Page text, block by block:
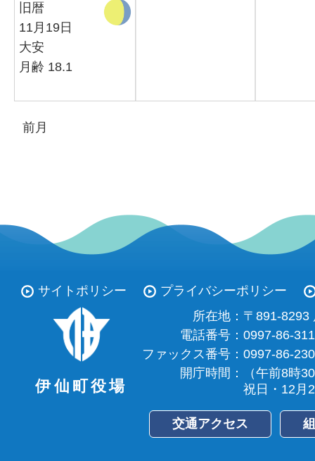
旧暦
11月19日
大安
月齢 18.1
前月
サイトポリシー プライバシーポリシー
伊仙町役場
所在地： 〒891-8293
電話番号： 0997-86-
ファックス番号： 0997-86-
開庁時間：
（午前8時
祝日・12月
交通アクセス